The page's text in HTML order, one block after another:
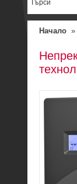
Начало »